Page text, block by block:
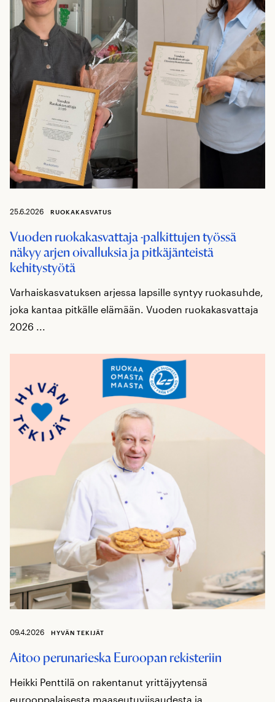
25.6.2026 RUOKAKASVATUS
Vuoden ruokakasvattaja -palkittujen työssä
näkyy arjen oivalluksia ja pitkäjänteistä
kehitystyötä
Varhaiskasvatuksen arjessa lapsille syntyy ruokasuhde,
joka kantaa pitkälle elämään. Vuoden ruokakasvattaja
2026 ...
09.4.2026 HYVÄN TEKIJÄT
Aitoo perunarieska Euroopan rekisteriin
Heikki Penttilä on rakentanut yrittäjyytensä
eurooppalaisesta maaseutuviisaudesta ja